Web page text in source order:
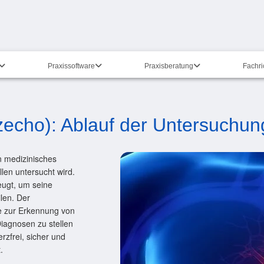
Praxissoftware Praxisberatung
Ablauf der
medizinisches
untersucht wird.
um seine
Der
zur Erkennung von
zu stellen
sicher und